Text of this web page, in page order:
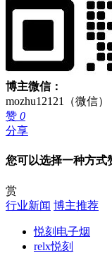
博主微信：
mozhu12121（微信）
赞 0
分享
您可以选择一种方式
赏
行业新闻 博主推荐
悦刻电子烟
relx悦刻